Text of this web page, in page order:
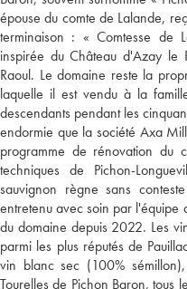
épouse du comte de Lalande,
terminaison : « Comtesse de
inspirée du Château d'Azay
Raoul. Le domaine reste la
laquelle il est vendu à la
descendants pendant les
endormie que la société Axa
programme de rénovation du
techniques de Pichon-
sauvignon règne sans
entretenu avec soin par l'équipe
du domaine depuis 2022. Les
parmi les plus réputés de
vin blanc sec (100%
Tourelles de Pichon Baron, tous